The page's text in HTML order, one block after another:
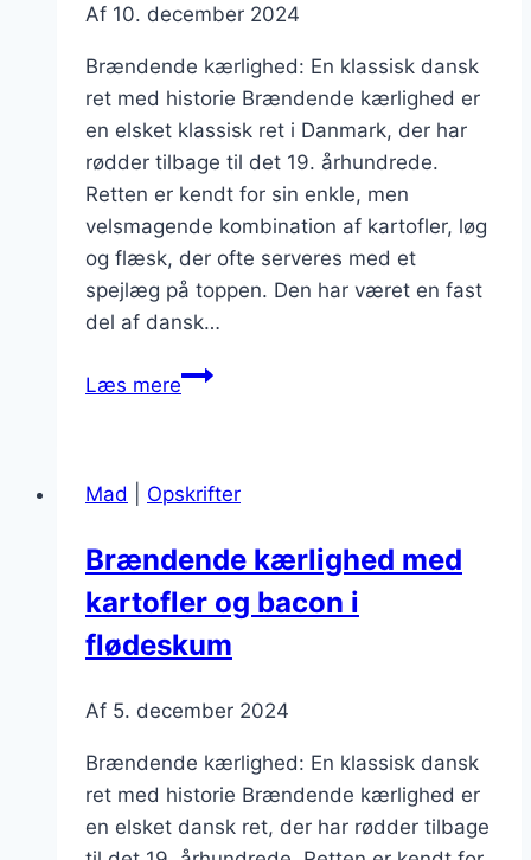
Af 10. december 2024
Brændende kærlighed: En klassisk dansk
ret med historie Brændende kærlighed er
en elsket klassisk ret i Danmark, der har
rødder tilbage til det 19. århundrede.
Retten er kendt for sin enkle, men
velsmagende kombination af kartofler, løg
og flæsk, der ofte serveres med et
spejlæg på toppen. Den har været en fast
del af dansk…
Læs mereBrændende
sprøde
Mad Opskrifter
Brændende kærlighed med
kartofler og bacon i
flødeskum
Af 5. december 2024
Brændende kærlighed: En klassisk dansk
ret med historie Brændende kærlighed er
en elsket dansk ret, der har rødder tilbage